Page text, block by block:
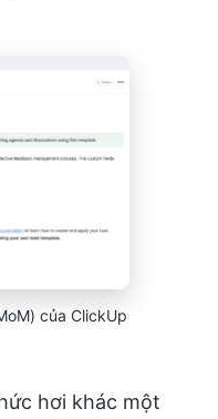
của ClickUp
hơi khác một